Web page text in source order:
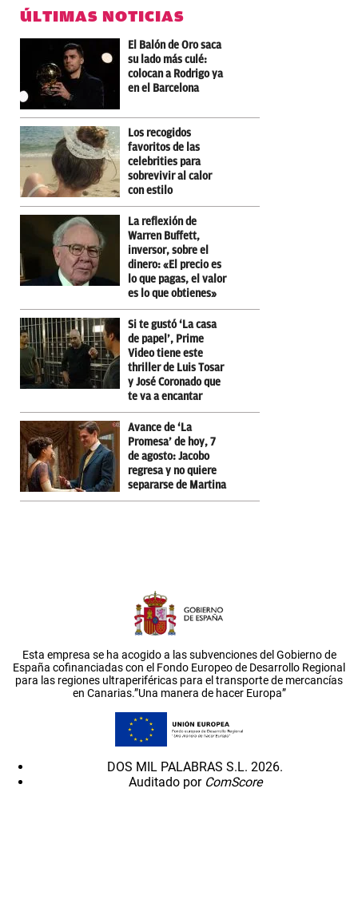
ÚLTIMAS NOTICIAS
El Balón de Oro saca
su lado más culé:
colocan a Rodrigo ya
en el Barcelona
Los recogidos
favoritos de las
celebrities para
sobrevivir al calor
con estilo
La reflexión de
Warren Buffett,
inversor, sobre el
dinero: «El precio es
lo que pagas, el valor
es lo que obtienes»
Si te gustó ‘La casa
de papel’, Prime
Video tiene este
thriller de Luis Tosar
y José Coronado que
te va a encantar
Avance de ‘La
Promesa’ de hoy, 7
de agosto: Jacobo
regresa y no quiere
separarse de Martina
Esta empresa se ha acogido a las subvenciones del Gobierno de
España cofinanciadas con el Fondo Europeo de Desarrollo Regional
para las regiones ultraperiféricas para el transporte de mercancías
en Canarias.”Una manera de hacer Europa”
DOS MIL PALABRAS S.L. 2026.
Auditado por ComScore